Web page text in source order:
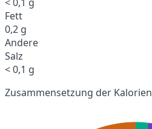
Fett
0,2 g
Andere
Salz
< 0,1 g
Zusammensetzung der Kalorien